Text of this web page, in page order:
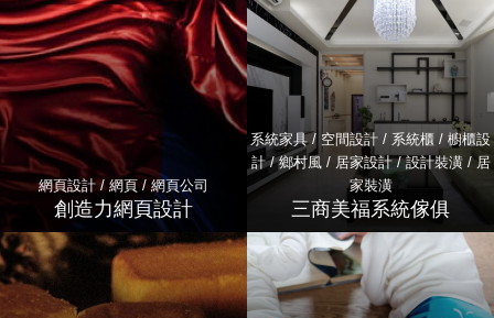
網頁設計 / 網頁 / 網頁公司
創造力網頁設計
系統家具 / 空間設計 / 系統櫃 / 櫥櫃設
計 / 鄉村風 / 居家設計 / 設計裝潢 / 居
家裝潢
三商美福系統傢俱